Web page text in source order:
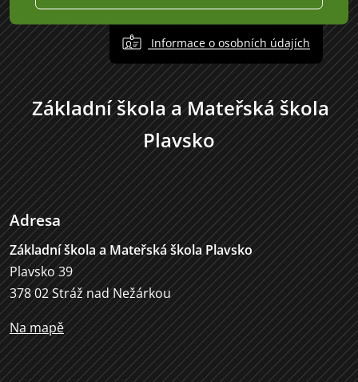
Informace o osobních údajích
Základní škola a Mateřská škola
Plavsko
Adresa
Základní škola a Mateřská škola Plavsko
Plavsko 39
378 02 Stráž nad Nežárkou
Na mapě